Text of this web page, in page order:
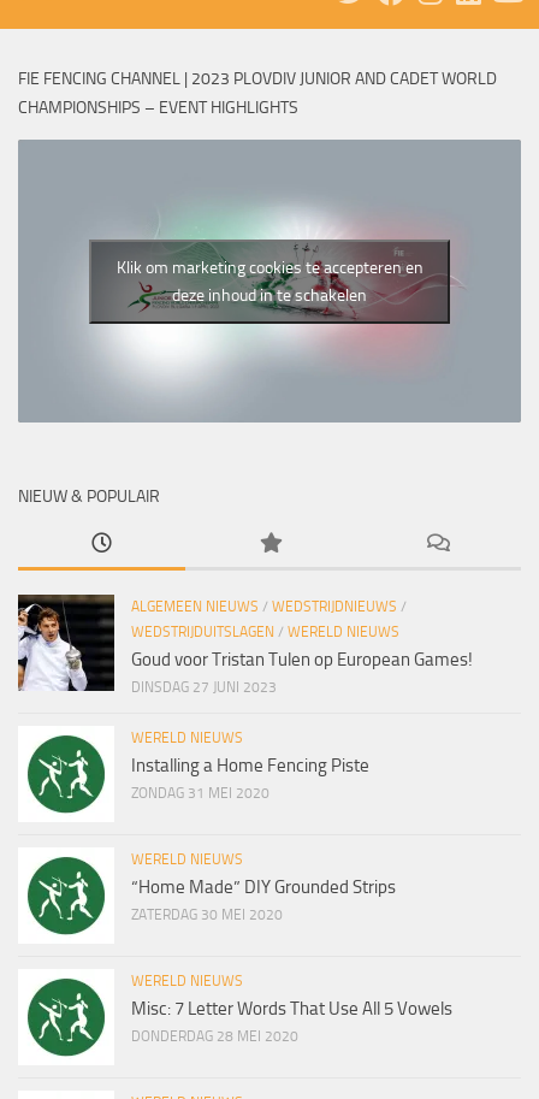
FIE FENCING CHANNEL | 2023 PLOVDIV JUNIOR AND CADET WORLD
CHAMPIONSHIPS – EVENT HIGHLIGHTS
Klik om marketing cookies te accepteren en
deze inhoud in te schakelen
NIEUW & POPULAIR
ALGEMEEN NIEUWS / WEDSTRIJDNIEUWS /
WEDSTRIJDUITSLAGEN / WERELD NIEUWS
Goud voor Tristan Tulen op European Games!
DINSDAG 27 JUNI 2023
WERELD NIEUWS
Installing a Home Fencing Piste
ZONDAG 31 MEI 2020
WERELD NIEUWS
“Home Made” DIY Grounded Strips
ZATERDAG 30 MEI 2020
WERELD NIEUWS
Misc: 7 Letter Words That Use All 5 Vowels
DONDERDAG 28 MEI 2020